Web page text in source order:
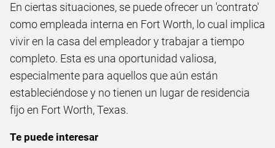
En ciertas situaciones, se puede ofrecer un 'contrato'
como empleada interna en Fort Worth, lo cual implica
vivir en la casa del empleador y trabajar a tiempo
completo. Esta es una oportunidad valiosa,
especialmente para aquellos que aún están
estableciéndose y no tienen un lugar de residencia
fijo en Fort Worth, Texas.
Te puede interesar